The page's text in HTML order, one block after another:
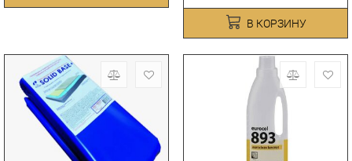
В КОРЗИНУ